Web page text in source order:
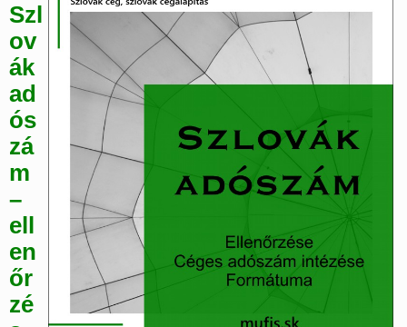
Szl
ov
ák
ad
ós
zá
m
–
ell
en
őr
zé